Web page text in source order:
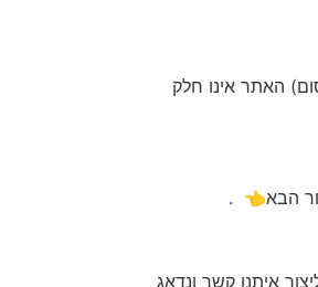
את עלות הפרסום) האתר אינו חלק
הבא👈 .
איתנו קשר ונדאג